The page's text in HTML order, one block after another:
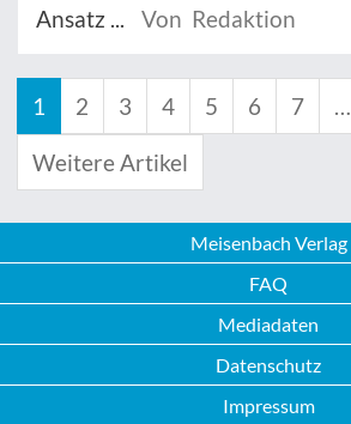
Ansatz ...
Von Redaktion
1 2 3 4 5 6 7 …
Weitere Artikel
Meisenbach Verlag
FAQ
Mediadaten
Datenschutz
Impressum